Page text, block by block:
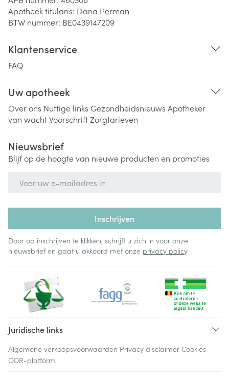
Apotheek titularis: Dana Perman
BTW nummer: BE0439147209
Klantenservice
FAQ
Uw apotheek
Over ons Nuttige links Gezondheidsnieuws Apotheker
van wachtVoorschriftZorgtarieven
Nieuwsbrief
Blijf op de hoogte van nieuwe producten en promoties
Inschrijven
Door op inschrijven te klikken, schrijft u zich in voor onze
nieuwsbrief en gaat u akkoord met onze privacy policy.
Juridische links
Algemene verkoopsvoorwaarden Privacy disclaimer Cookies
ODR-platform